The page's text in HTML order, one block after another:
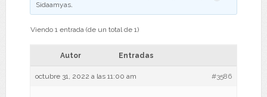
Sidaamyas.
Viendo 1 entrada (de un total de 1)
Autor Entradas
octubre 31, 2022 a las 11:00 am #3586